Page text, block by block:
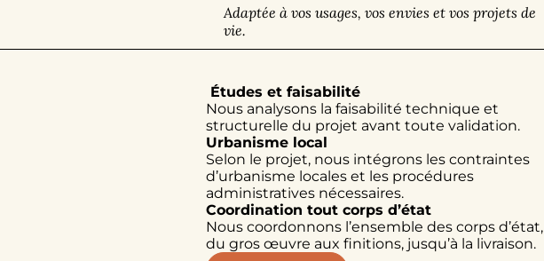
Adaptée à vos usages, vos envies et vos projets de
vie.
Études et faisabilité
Nous analysons la faisabilité technique et
structurelle du projet avant toute validation.
Urbanisme local
Selon le projet, nous intégrons les contraintes
d’urbanisme locales et les procédures
administratives nécessaires.
Coordination tout corps d’état
Nous coordonnons l’ensemble des corps d’état,
du gros œuvre aux finitions, jusqu’à la livraison.